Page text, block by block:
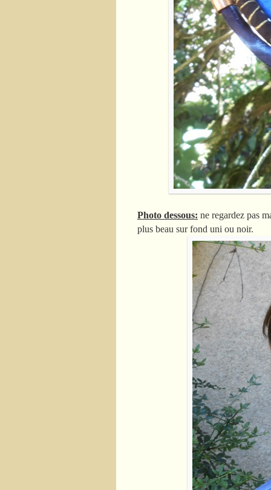
Photo dessous: ne regardez pas
plus beau sur fond uni ou noir.